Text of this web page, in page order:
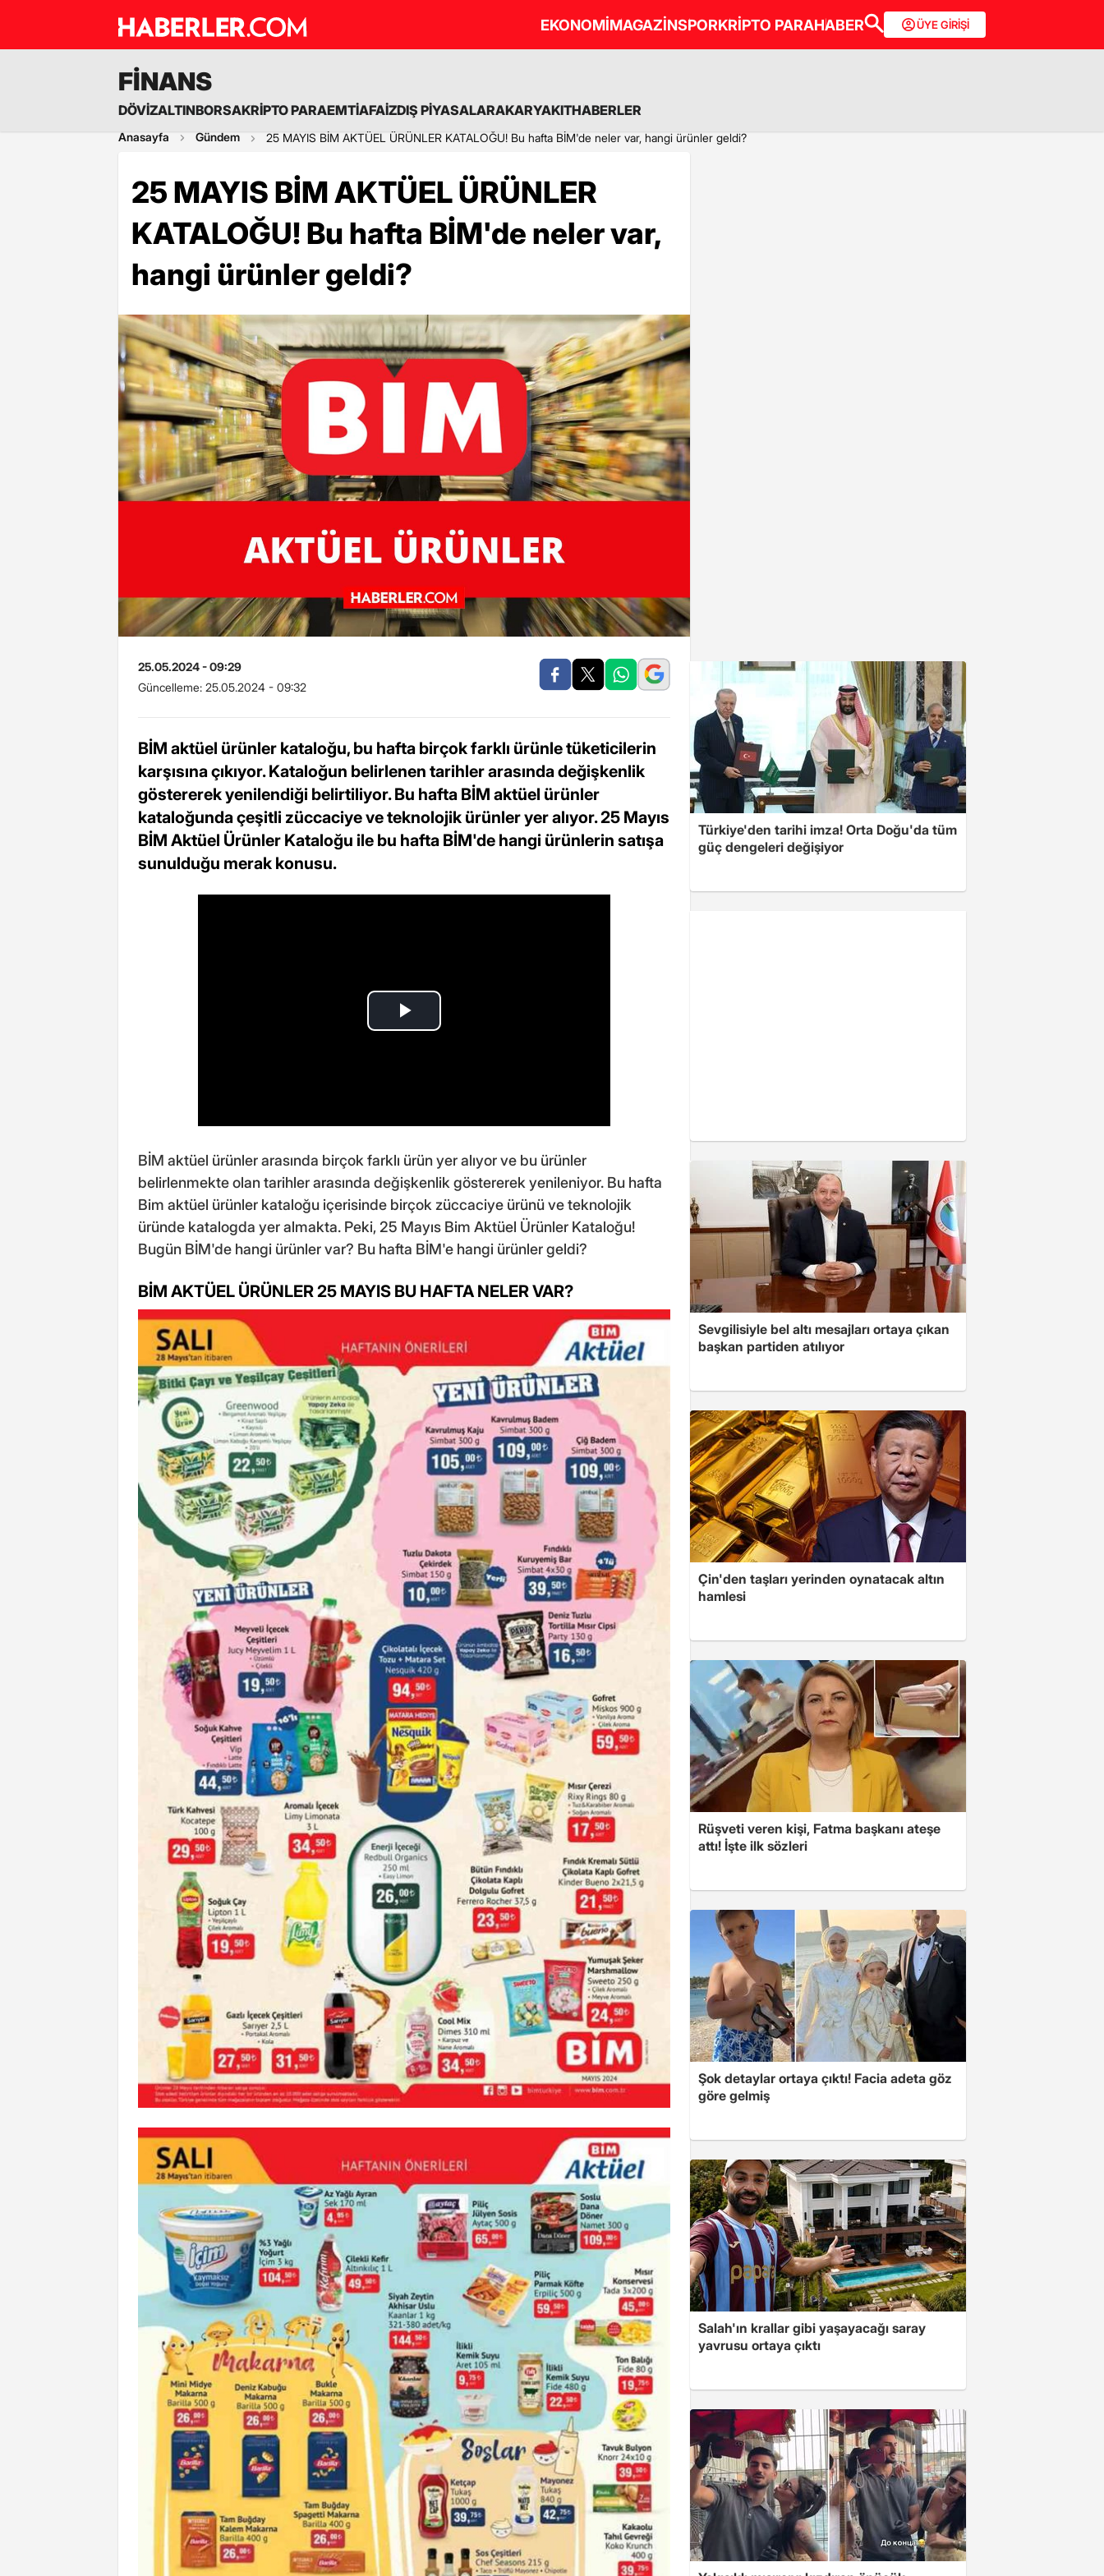
EKONOMİMAGAZİNSPORKRİPTO PARAHABER ÜYE GİRİŞİ
FİNANS
DÖVİZALTINBORSAKRİPTO PARAEMTİAFAİZDIŞ PİYASALARAKARYAKITHABERLER
Anasayfa Gündem 25 MAYIS BİM AKTÜEL ÜRÜNLER KATALOĞU! Bu hafta BİM'de neler var, hangi ürünler geldi?
25 MAYIS BİM AKTÜEL ÜRÜNLER
KATALOĞU! Bu hafta BİM'de neler var,
hangi ürünler geldi?
25.05.2024 - 09:29
Güncelleme: 25.05.2024 - 09:32
BİM aktüel ürünler kataloğu, bu hafta birçok farklı ürünle tüketicilerin
karşısına çıkıyor. Kataloğun belirlenen tarihler arasında değişkenlik
göstererek yenilendiği belirtiliyor. Bu hafta BİM aktüel ürünler
kataloğunda çeşitli züccaciye ve teknolojik ürünler yer alıyor. 25 Mayıs
BİM Aktüel Ürünler Kataloğu ile bu hafta BİM'de hangi ürünlerin satışa
sunulduğu merak konusu.
BİM aktüel ürünler arasında birçok farklı ürün yer alıyor ve bu ürünler
belirlenmekte olan tarihler arasında değişkenlik göstererek yenileniyor. Bu hafta
Bim aktüel ürünler kataloğu içerisinde birçok züccaciye ürünü ve teknolojik
üründe katalogda yer almakta. Peki, 25 Mayıs Bim Aktüel Ürünler Kataloğu!
Bugün BİM'de hangi ürünler var? Bu hafta BİM'e hangi ürünler geldi?
BİM AKTÜEL ÜRÜNLER 25 MAYIS BU HAFTA NELER VAR?
Türkiye'den tarihi imza! Orta Doğu'da tüm
güç dengeleri değişiyor
Sevgilisiyle bel altı mesajları ortaya çıkan
başkan partiden atılıyor
Çin'den taşları yerinden oynatacak altın
hamlesi
Rüşveti veren kişi, Fatma başkanı ateşe
attı! İşte ilk sözleri
Şok detaylar ortaya çıktı! Facia adeta göz
göre gelmiş
Salah'ın krallar gibi yaşayacağı saray
yavrusu ortaya çıktı